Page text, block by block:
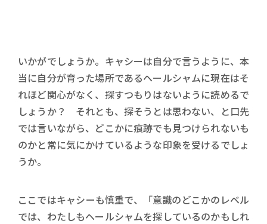
いかがでしょうか。キャシーは自分で言うように、本
当に自分が育った場所であるヘールシャムに現在はそ
れほど関心がなく、探すつもりはないように読めるで
しょうか？ それとも、探そうとは思わない、と口先
では言いながら、どこかに痕跡でも見つけられないも
のかと常に気にかけているような印象を受けるでしょ
うか。
ここではキャシーも慎重で、「意識のどこかのレベル
では、わたしもヘールシャムを探しているのかもしれ